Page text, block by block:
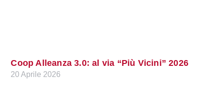
Coop Alleanza 3.0: al via “Più Vicini” 2026
20 Aprile 2026